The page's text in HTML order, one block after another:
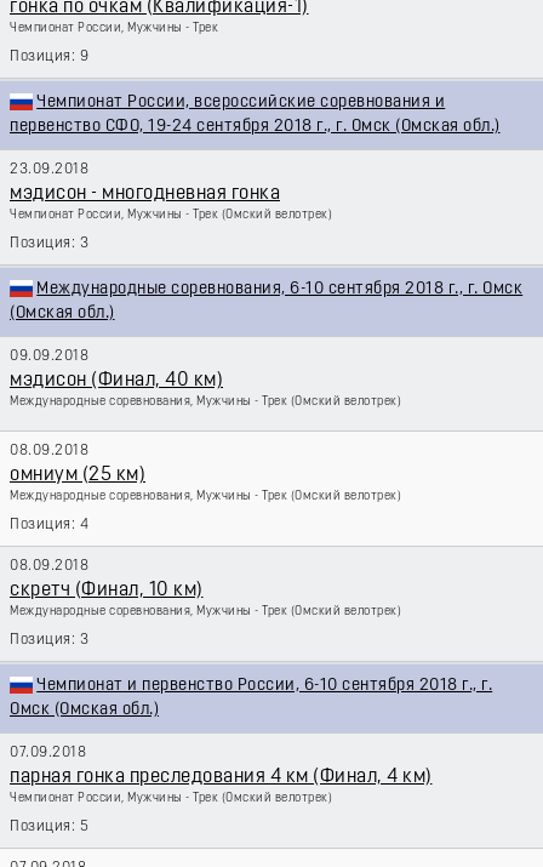
гонка по очкам (Квалификация-1)
Чемпионат России, Мужчины - Трек
9
Чемпионат России, всероссийские соревнования и
первенство СФО, 19-24 сентября 2018 г., г. Омск (Омская обл.)
23.09.2018
мэдисон - многодневная гонка
Чемпионат России, Мужчины - Трек (Омский велотрек)
3
Международные соревнования, 6-10 сентября 2018 г., г. Омск
(Омская обл.)
09.09.2018
мэдисон (Финал, 40 км)
Международные соревнования, Мужчины - Трек (Омский велотрек)
08.09.2018
омниум (25 км)
Международные соревнования, Мужчины - Трек (Омский велотрек)
4
08.09.2018
скретч (Финал, 10 км)
Международные соревнования, Мужчины - Трек (Омский велотрек)
3
Чемпионат и первенство России, 6-10 сентября 2018 г., г.
Омск (Омская обл.)
07.09.2018
парная гонка преследования 4 км (Финал, 4 км)
Чемпионат России, Мужчины - Трек (Омский велотрек)
5